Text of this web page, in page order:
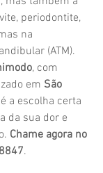
periodontite,
na
(ATM).
, com
em São
a escolha certa
da sua dor e
Chame agora no
.